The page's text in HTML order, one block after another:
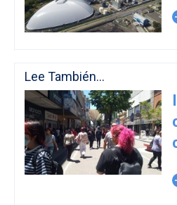
Lee También...